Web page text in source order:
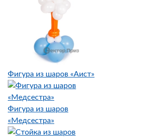
Фигура из шаров «Аист»
Фигура из шаров
«Медсестра»